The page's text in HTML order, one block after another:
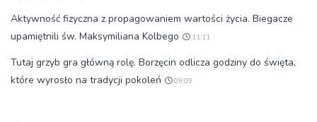
Aktywność fizyczna z propagowaniem wartości życia. Biegacze
upamiętnili św. Maksymiliana Kolbego
11:11
Tutaj grzyb gra główną rolę. Borzęcin odlicza godziny do święta,
które wyrosło na tradycji pokoleń
09:09